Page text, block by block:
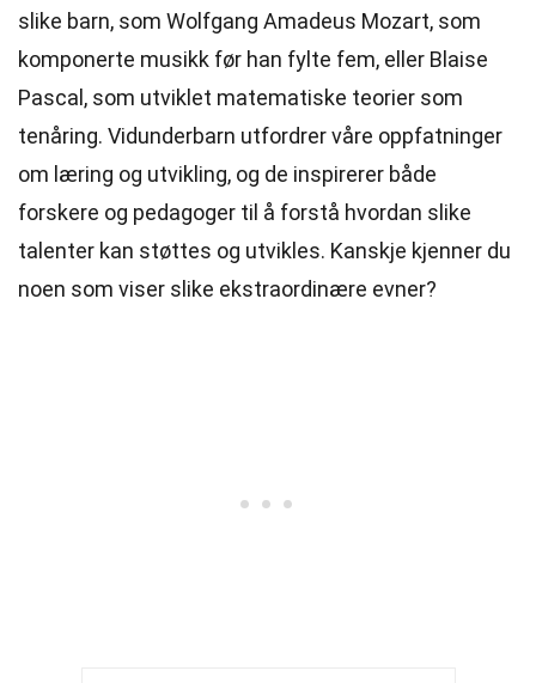
slike barn, som Wolfgang Amadeus Mozart, som
komponerte musikk før han fylte fem, eller Blaise
Pascal, som utviklet matematiske teorier som
tenåring. Vidunderbarn utfordrer våre oppfatninger
om læring og utvikling, og de inspirerer både
forskere og pedagoger til å forstå hvordan slike
talenter kan støttes og utvikles. Kanskje kjenner du
noen som viser slike ekstraordinære evner?